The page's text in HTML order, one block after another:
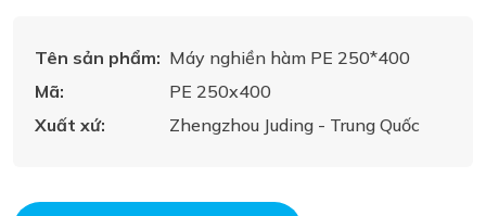
Tên sản phẩm: Máy nghiền hàm PE 250*400
Mã:
PE 250x400
Xuất xứ:
Zhengzhou Juding - Trung Quốc